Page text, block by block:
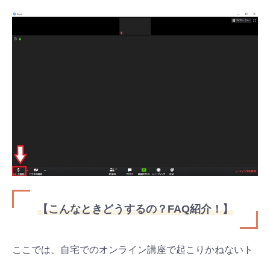
【こんなときどうするの？FAQ紹介！】
ここでは、自宅でのオンライン講座で起こりかねないト